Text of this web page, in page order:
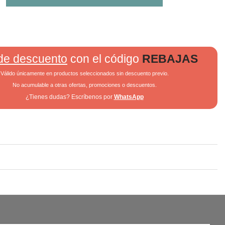
descuento con el código REBAJAS
Válido únicamente en productos seleccionados sin descuento previo.
No acumulable a otras ofertas, promociones o descuentos.
¿Tienes dudas? Escríbenos por WhatsApp